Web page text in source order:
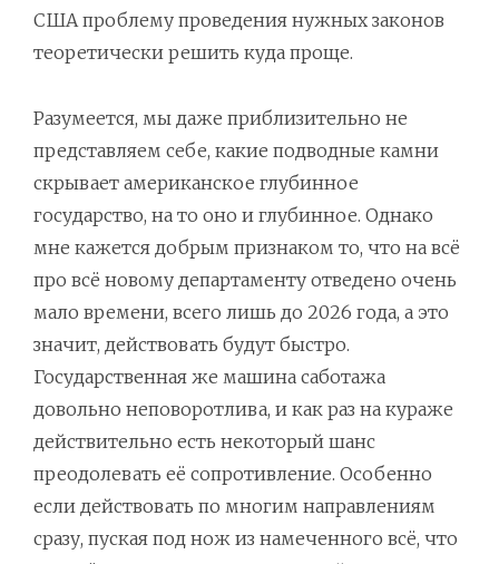
США проблему проведения нужных законов
теоретически решить куда проще.
Разумеется, мы даже приблизительно не
представляем себе, какие подводные камни
скрывает американское глубинное
государство, на то оно и глубинное. Однако
мне кажется добрым признаком то, что на всё
про всё новому департаменту отведено очень
мало времени, всего лишь до 2026 года, а это
значит, действовать будут быстро.
Государственная же машина саботажа
довольно неповоротлива, и как раз на кураже
действительно есть некоторый шанс
преодолевать её сопротивление. Особенно
если действовать по многим направлениям
сразу, пуская под нож из намеченного всё, что